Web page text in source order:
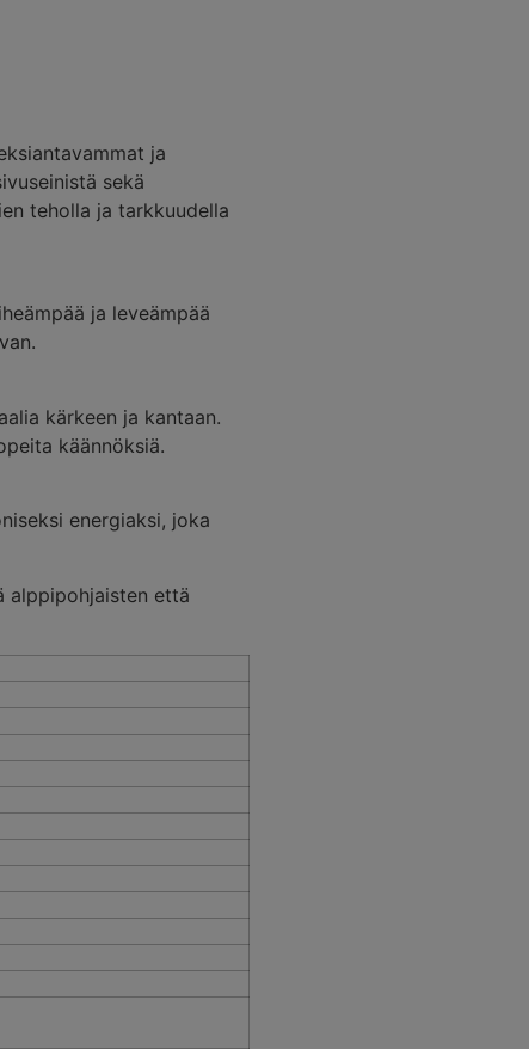
ja
sekä
teholla ja tarkkuudella
ja leveämpää
kärkeen ja kantaan.
käännöksiä.
energiaksi, joka
alppipohjaisten että